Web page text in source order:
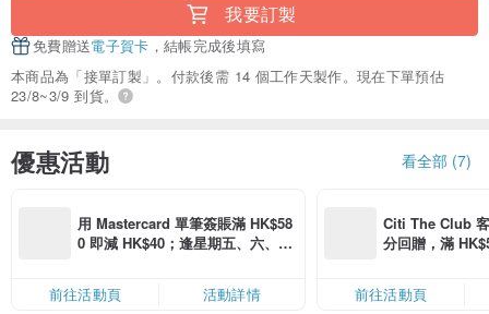
我要訂製
免費贈送電子賀卡 ，結帳完成後填寫
本商品為「接單訂製」。付款後需 14 個工作天製作。現在下單預估
23/8~3/9 到貨。
優惠活動 看全部 (7)
用 Mastercard 單筆簽賬滿 HK$58
0 即減 HK$40；逢星期五、六、日
卡」結帳）
前往活動頁 活動詳情
Citi The Club
分回贈，滿
前往活動頁